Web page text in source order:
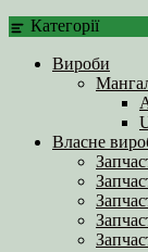
Категорії
Вироби
Власне